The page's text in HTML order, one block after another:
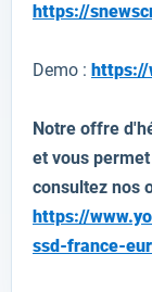
https://
Demo : https://
Notre offre
et vous
consultez nos
https://
ssd-france-